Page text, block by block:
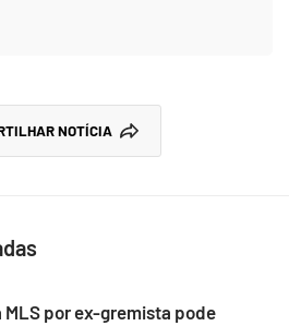
NOTÍCIA
MLS por ex-gremista pode